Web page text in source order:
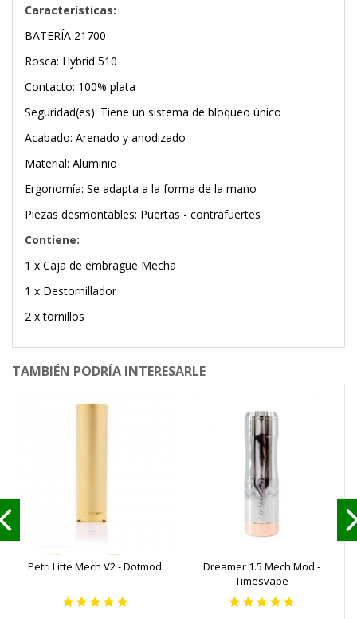
Características:
BATERÍA 21700
Rosca: Hybrid 510
Contacto: 100% plata
Seguridad(es): Tiene un sistema de bloqueo único
Acabado: Arenado y anodizado
Material: Aluminio
Ergonomía: Se adapta a la forma de la mano
Piezas desmontables: Puertas - contrafuertes
Contiene:
1 x Caja de embrague Mecha
1 x Destornillador
2 x tornillos
TAMBIÉN PODRÍA INTERESARLE
Petri Litte Mech V2 - Dotmod
Dreamer 1.5 Mech Mod -
Timesvape